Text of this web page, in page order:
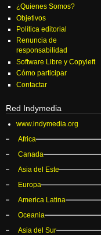
¿Quienes Somos?
Objetivos
Política editorial
Renuncia de
responsabilidad
Software Libre y Copyleft
Cómo participar
Contactar
Red Indymedia
www.indymedia.org
Africa
Canada
Asia del Este
Europa
America Latina
Oceania
Asia del Sur